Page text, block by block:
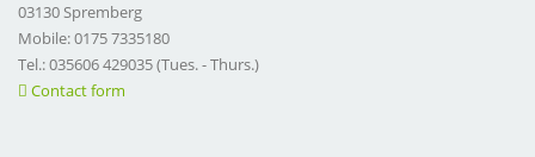
03130 Spremberg
Mobile: 0175 7335180
Tel.: 035606 429035 (Tues. - Thurs.)
Contact form